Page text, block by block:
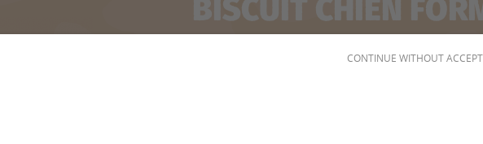
CONTINUE WITHOUT
BISCUIT CHIEN